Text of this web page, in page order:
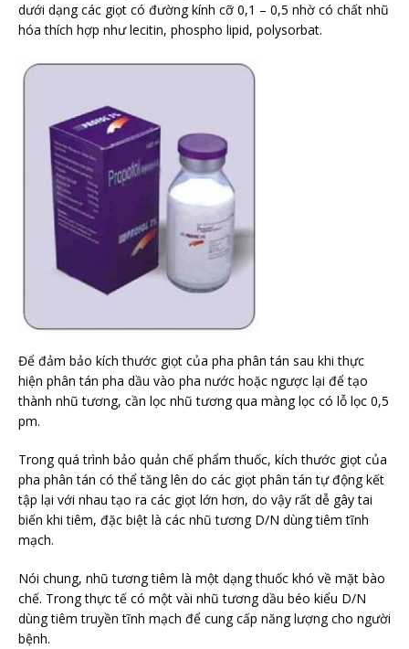
dưới dạng các giọt có đường kính cỡ 0,1 – 0,5 nhờ có chất nhũ
hóa thích hợp như lecitin, phospho lipid, polysorbat.
Để đảm bảo kích thước giọt của pha phân tán sau khi thực
hiện phân tán pha dầu vào pha nước hoặc ngược lại để tạo
thành nhũ tương, cần lọc nhũ tương qua màng lọc có lỗ lọc 0,5
pm.
Trong quá trình bảo quản chế phẩm thuốc, kích thước giọt của
pha phân tán có thể tăng lên do các giọt phân tán tự động kết
tập lại với nhau tạo ra các giọt lớn hơn, do vậy rất dễ gây tai
biến khi tiêm, đặc biệt là các nhũ tương D/N dùng tiêm tĩnh
mạch.
Nói chung, nhũ tương tiêm là một dạng thuốc khó về mặt bào
chế. Trong thực tế có một vài nhũ tương dầu béo kiểu D/N
dùng tiêm truyền tĩnh mạch để cung cấp năng lượng cho người
bệnh.